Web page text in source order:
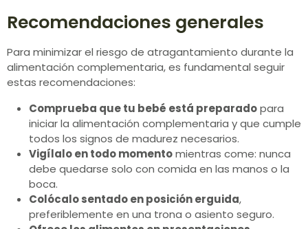
Recomendaciones generales
Para minimizar el riesgo de atragantamiento durante la
alimentación complementaria, es fundamental seguir
estas recomendaciones:
Comprueba que tu bebé está preparadopara
iniciar la alimentación complementaria y que cumple
todos los signos de madurez necesarios.
Vigílalo en todo momentomientras come: nunca
debe quedarse solo con comida en las manos o la
boca.
Colócalo sentado en posición erguida,
preferiblemente en una trona o asiento seguro.